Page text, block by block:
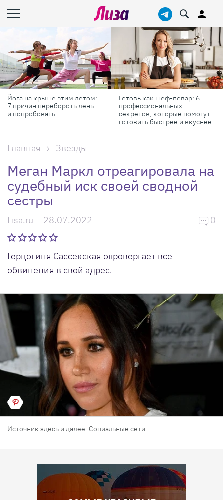
Йога на крыше этим летом:
7 причин перебороть лень
и попробовать
Готовь как шеф-повар: 6
профессиональных
секретов, которые помогут
готовить быстрее и вкуснее
Главная Звезды
Меган Маркл отреагировала на
судебный иск своей сводной
сестры
Lisa.ru 28.07.2022 0
Герцогиня Сассекская опровергает все
обвинения в свой адрес.
Источник здесь и далее: Социальные сети